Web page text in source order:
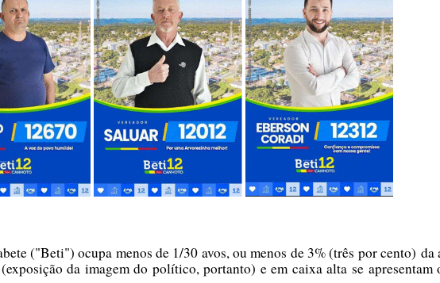
("Beti") ocupa menos de 1/30 avos, ou menos de 3% (três por cento)
da imagem do político, portanto) e em caixa alta se